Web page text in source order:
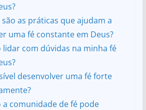
são as práticas que ajudam a
uma fé constante em Deus?
lidar com dúvidas na minha fé
desenvolver uma fé forte
a comunidade de fé pode